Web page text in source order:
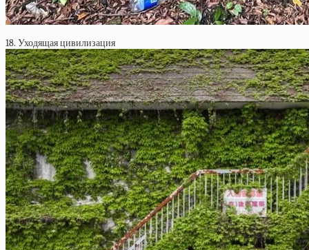
18. Уходящая цивилизация